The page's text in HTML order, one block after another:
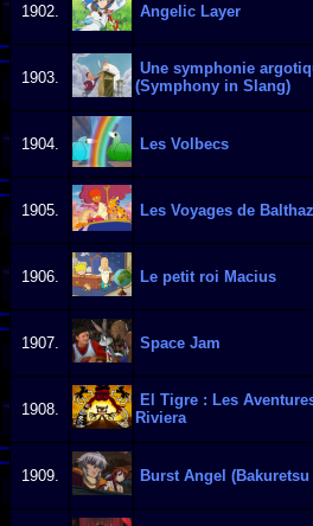
1902. Angelic Layer
1903.
Une symphonie
(Symphony in Slang)
1904. Les Volbecs
1905. Les Voyages de
1906. Le petit roi Macius
1907. Space Jam
1908.
El Tigre : Les
Riviera
1909. Burst Angel